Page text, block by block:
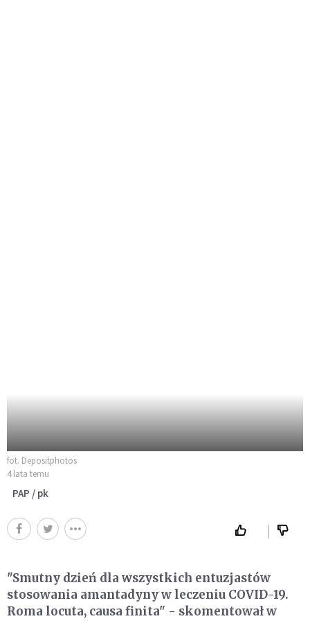
fot. Depositphotos
4 lata temu
PAP / pk
"Smutny dzień dla wszystkich entuzjastów
stosowania amantadyny w leczeniu COVID-19.
Roma locuta, causa finita" - skomentował w